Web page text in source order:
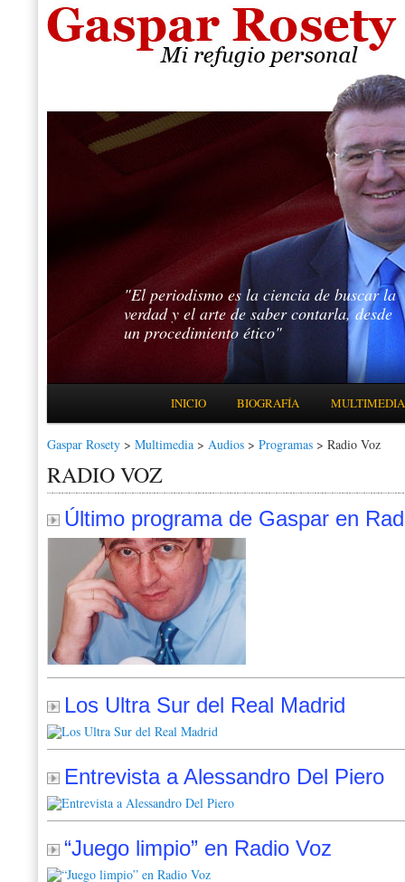
"El periodismo es la ciencia de buscar la
verdad y el arte de saber contarla, desde
un procedimiento ético"
IR AL CONTENIDO PRINCIPAL
IR AL CONTENIDO SECUNDARIO
INICIO BIOGRAFÍA MULTIMEDIA
Gaspar Rosety > Multimedia > Audios > Programas > Radio Voz
RADIO VOZ
Último programa de Gaspar en
Los Ultra Sur del Real Madrid
Entrevista a Alessandro Del Piero
“Juego limpio” en Radio Voz